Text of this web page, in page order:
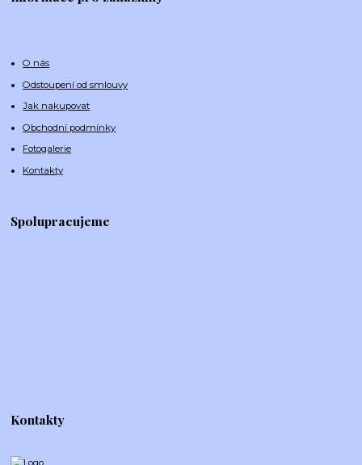
O nás
Odstoupení od smlouvy
Jak nakupovat
Obchodní podmínky
Fotogalerie
Kontakty
Spolupracujeme
Kontakty